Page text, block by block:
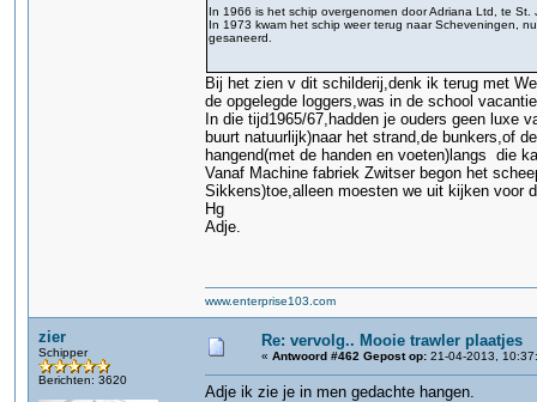
In 1966 is het schip overgenomen door Adriana Ltd, te
In 1973 kwam het schip weer terug naar Scheveningen,
gesaneerd.
Bij het zien v dit schilderij,denk ik terug met
de opgelegde loggers,was in de school
In die tijd1965/67,hadden je ouders geen luxe
buurt natuurlijk)naar het strand,de bunkers,of
hangend(met de handen en voeten)langs die
Vanaf Machine fabriek Zwitser begon het
Sikkens)toe,alleen moesten we uit kijken voor
Hg
Adje.
www.enterprise103.com
zier
Schipper
Berichten: 3620
Re: vervolg.. Mooie trawler plaatjes
« Antwoord #462 Gepost op: 21-04-2013,
Adje ik zie je in men gedachte hangen.